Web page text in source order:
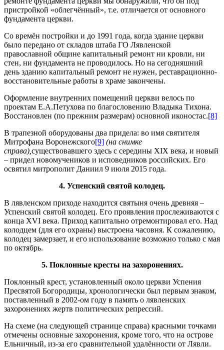
пристройкой «облегчённый», т.е. отличается от основного
фундамента церкви.
Со времён постройки и до 1991 года, когда здание церкви
было передано от складов штаба ГО Лявленской
православной общине капитальный ремонт ни кровли, ни
стен, ни фундамента не проводилось. Но на сегодняшний
день зданию капитальный ремонт не нужен, реставрационно-
восстановительные работы в храме закончены.
Оформление внутренних помещений церкви велось по
проектам Е.А.Петухова по благословению Владыка Тихона.
Восстановлен (по прежним размерам) основной иконостас.[8]
В трапезной оборудованы два придела: во имя святителя
Митрофана Воронежского[9] (на снимке
справа), существовавшего здесь с середины XIX века, и новый
– придел новомучеников и исповедников российских. Его
освятил митрополит Даниил 9 июля 2015 года.
4. Успенский святой колодец.
В лявленском приходе находится святыня очень древняя –
Успенский святой колодец. Его проявления прослеживаются с
конца XVI века. Приход капитально отремонтировал его. Над
колодцем (для его охраны) выстроена часовня. К сожалению,
колодец замерзает, и его использование возможно только с мая
по октябрь.
5. Поклонные кресты на захоронениях.
Поклонный крест, установленный около церкви Успения
Пресвятой Богородицы, хронологически был первым знаком,
поставленный в 2002-ом году в память о лявленских
захоронениях жертв политических репрессий.
На схеме (на следующей странице справа) красными точками
отмечены основные захоронения, кроме того, что на острове
Ельничный, из-за его сравнительной удалённости от Лявли.